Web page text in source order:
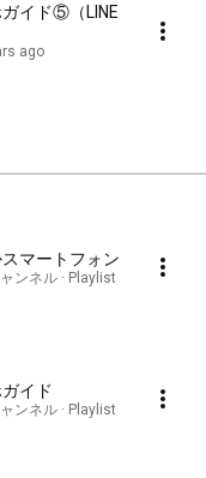
イド⑤（LINE
ago
マートフォン
ンネル · Playlist
イド
ンネル · Playlist